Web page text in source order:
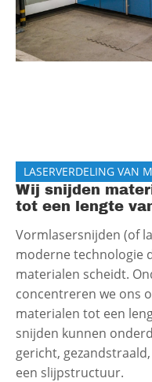
LASERVERDELING VAN
Wij snijden
tot een lengte
Vormlasersnijden (of
moderne technologie
materialen scheidt.
concentreren we ons
materialen tot een
snijden kunnen
gericht,
een slijpstructuur.